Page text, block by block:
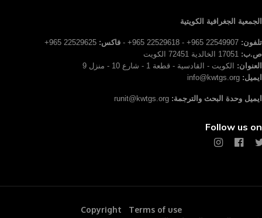
الجمعية الجغرافية الكويتية
تلفون: فاكس: 22529625 965+
ص.ب: 17051 الخالدية 72451 الكويت
العنوان:
الكويت - القادسية - قطعة 1 - شارع 10 - منزل 9
ايميل: info@kwtgs.org
ايميل وحدة البحث والترجمة: runit@kwtgs.org
Follow us on
Terms of use
Copyright